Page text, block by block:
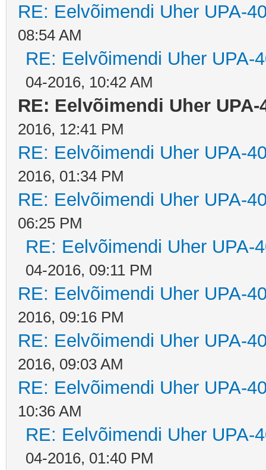
RE: Eelvõimendi Uher UPA-
08:54 AM
RE: Eelvõimendi Uher UPA-
04-2016, 10:42 AM
RE: Eelvõimendi Uher
2016, 12:41 PM
RE: Eelvõimendi Uher UPA-
2016, 01:34 PM
RE: Eelvõimendi Uher UPA-
06:25 PM
RE: Eelvõimendi Uher UPA-
04-2016, 09:11 PM
RE: Eelvõimendi Uher UPA-
2016, 09:16 PM
RE: Eelvõimendi Uher UPA-
2016, 09:03 AM
RE: Eelvõimendi Uher UPA-
10:36 AM
RE: Eelvõimendi Uher UPA-
04-2016, 01:40 PM